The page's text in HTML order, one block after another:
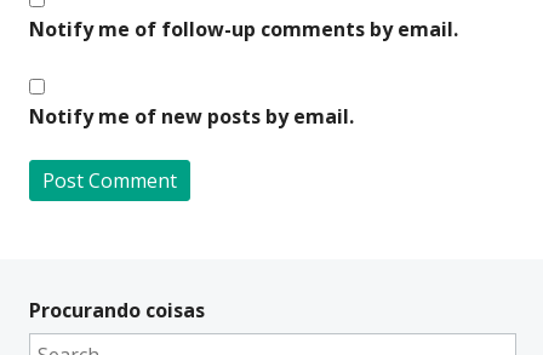
Notify me of follow-up comments by email.
Notify me of new posts by email.
t
e
Procurando coisas
Search